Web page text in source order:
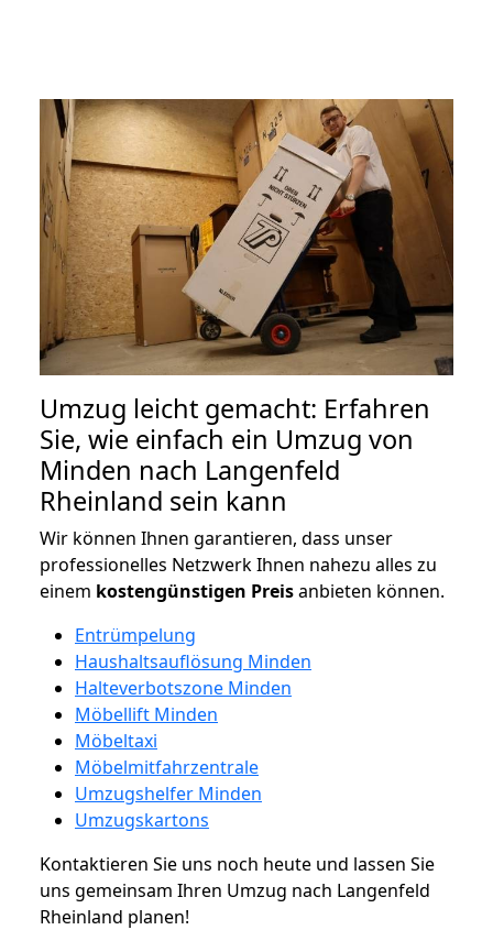
Umzug leicht gemacht: Erfahren
Sie, wie einfach ein Umzug von
Minden nach Langenfeld
Rheinland sein kann
Wir können Ihnen garantieren, dass unser
professionelles Netzwerk Ihnen nahezu alles zu
einem kostengünstigen Preisanbieten können.
Entrümpelung
Haushaltsauflösung Minden
Halteverbotszone Minden
Möbellift Minden
Möbeltaxi
Möbelmitfahrzentrale
Umzugshelfer Minden
Umzugskartons
Kontaktieren Sie uns noch heute und lassen Sie
uns gemeinsam Ihren Umzug nach Langenfeld
Rheinland planen!